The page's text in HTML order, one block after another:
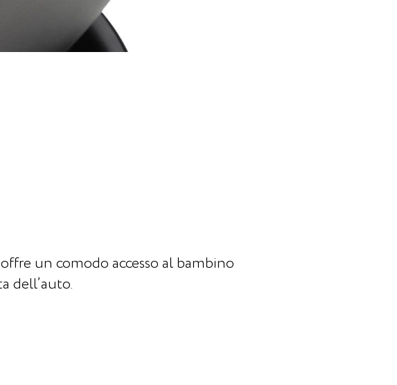
un comodo accesso al bambino
dell’auto.